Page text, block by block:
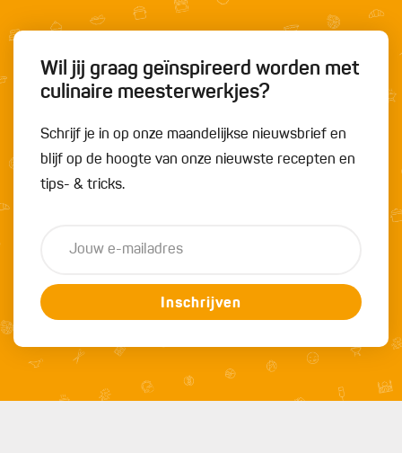
Wil jij graag geïnspireerd worden met
culinaire meesterwerkjes?
Schrijf je in op onze maandelijkse nieuwsbrief en
blijf op de hoogte van onze nieuwste recepten en
tips- & tricks.
Inschrijven